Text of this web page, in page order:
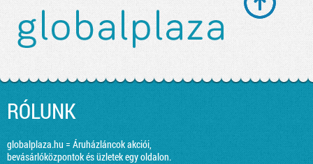
RÓLUNK
globalplaza.hu = Áruházláncok akciói,
bevásárlóközpontok és üzletek egy oldalon.